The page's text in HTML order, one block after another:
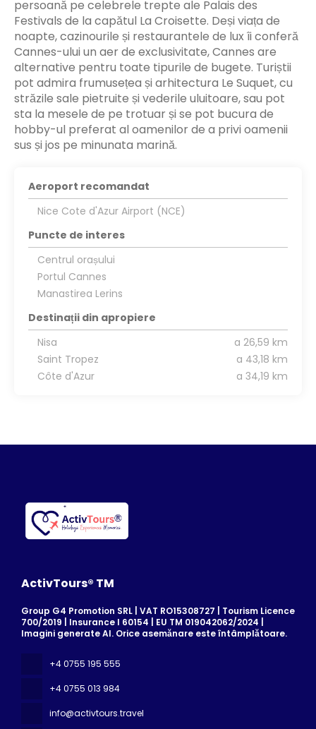
persoană pe celebrele trepte ale Palais des
Festivals de la capătul La Croisette. Deși viața de
noapte, cazinourile și restaurantele de lux îi conferă
Cannes-ului un aer de exclusivitate, Cannes are
alternative pentru toate tipurile de bugete. Turiștii
pot admira frumusețea și arhitectura Le Suquet, cu
străzile sale pietruite și vederile uluitoare, sau pot
sta la mesele de pe trotuar și se pot bucura de
hobby-ul preferat al oamenilor de a privi oamenii
sus și jos pe minunata marină.
Aeroport recomandat
Nice Cote d'Azur Airport (NCE)
Puncte de interes
Centrul orașului
Portul Cannes
Manastirea Lerins
Destinații din apropiere
Nisa
a 26,59 km
Saint Tropez
a 43,18 km
Côte d'Azur
a 34,19 km
ActivTours® TM
Group G4 Promotion SRL | VAT RO15308727 | Tourism Licence
700/2019 | Insurance I 60154 | EU TM 019042062/2024 |
Imagini generate AI. Orice asemănare este întâmplătoare.
+4 0755 195 555
+4 0755 013 984
info@activtours.travel